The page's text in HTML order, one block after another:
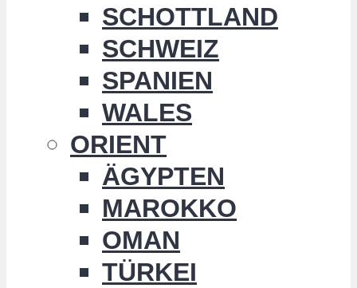
SCHOTTLAND
SCHWEIZ
SPANIEN
WALES
ORIENT
ÄGYPTEN
MAROKKO
OMAN
TÜRKEI